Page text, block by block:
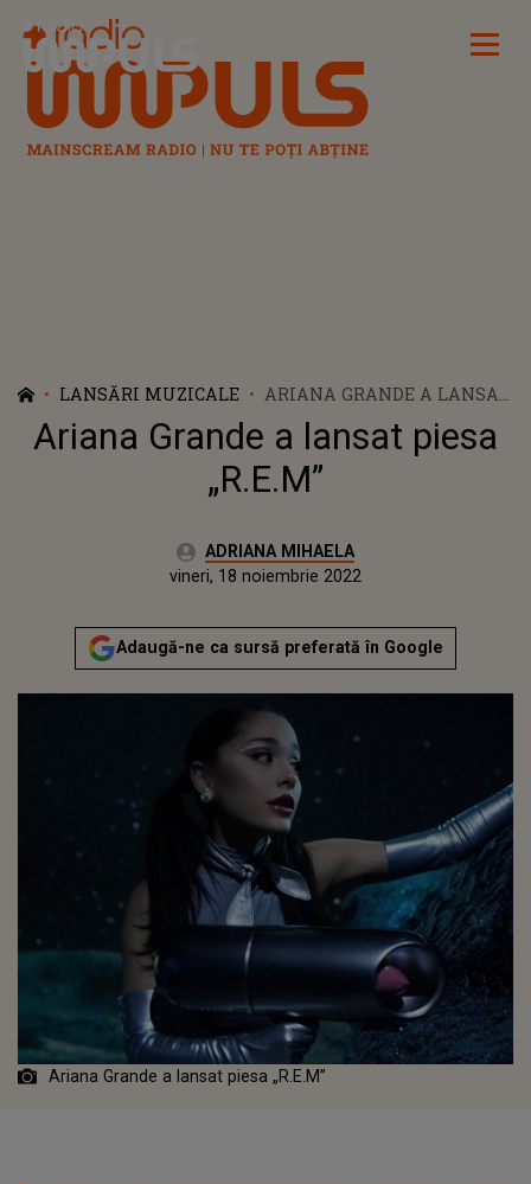
Radio Impuls
LANSĂRI MUZICALE
ARIANA GRANDE A LANSAT
PIESA „R.E.M”
Ariana Grande a lansat piesa
„R.E.M”
Autor:ADRIANA MIHAELA
joi, 18 noiembrie 2021Actualizat:
vineri, 18 noiembrie 2022
Adaugă-ne ca sursă preferată în Google
Ariana Grande a lansat piesa „R.E.M”